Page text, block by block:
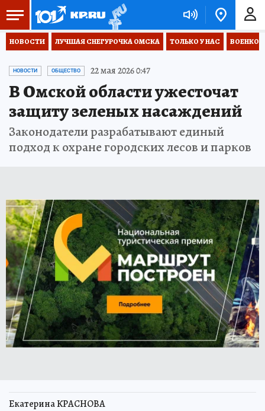
НОВОСТИ ЛУЧШАЯ СНЕГУРОЧКА ОМСКА ТОЛЬКО У НАС
НОВОСТИ ОБЩЕСТВО 22 мая 2026 0:47
В Омской области ужесточат
защиту зеленых насаждений
Законодатели разрабатывают единый
подход к охране городских лесов и парков
Екатерина КРАСНОВА